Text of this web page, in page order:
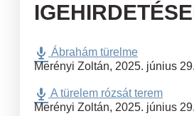
Ábrahám türelme
Merényi Zoltán, 2025. június
A türelem rózsát terem
Merényi Zoltán, 2025. június